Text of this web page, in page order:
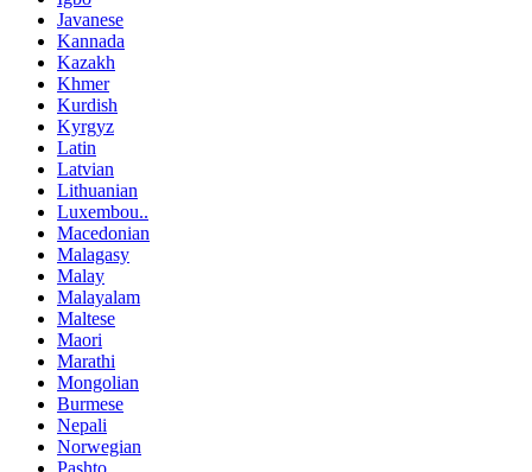
Javanese
Kannada
Kazakh
Khmer
Kurdish
Kyrgyz
Latin
Latvian
Lithuanian
Luxembou..
Macedonian
Malagasy
Malay
Malayalam
Maltese
Maori
Marathi
Mongolian
Burmese
Nepali
Norwegian
Pashto